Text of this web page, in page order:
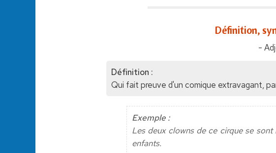
Définition,
-
Définition :
Qui fait preuve d'un comique extravagant,
Exemple :
Les deux clowns de ce cirque se
enfants.